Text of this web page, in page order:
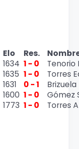
Elo Res.
1634 1 - 0
Tenorio
1635 1 - 0
Torres
1631 0 - 1
1600 1 - 0
Gómez
1773 1 - 0
Torres